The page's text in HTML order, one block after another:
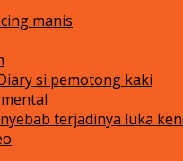
manis
si pemotong kaki
terjadinya luka